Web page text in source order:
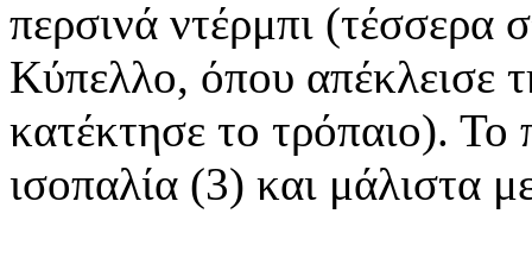
περσινά ντέρμπι (τέσσερα
Κύπελλο, όπου απέκλεισε
κατέκτησε το τρόπαιο).
ισοπαλία (3) και μάλιστα